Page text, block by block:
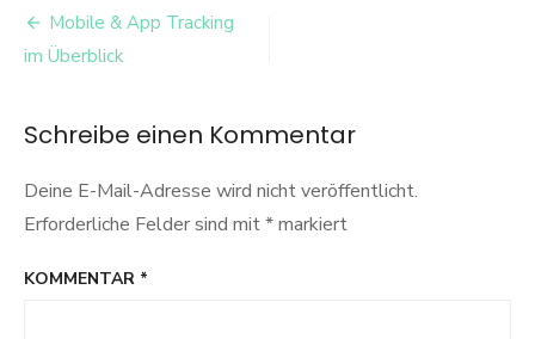
Beitrags-
Navigation
Mobile & App Tracking
im Überblick
Schreibe einen Kommentar
Deine E-Mail-Adresse wird nicht veröffentlicht.
Erforderliche Felder sind mit*markiert
KOMMENTAR *